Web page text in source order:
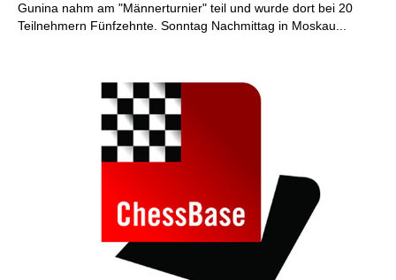
Gunina nahm am "Männerturnier" teil und wurde dort bei 20
Teilnehmern Fünfzehnte. Sonntag Nachmittag in Moskau...